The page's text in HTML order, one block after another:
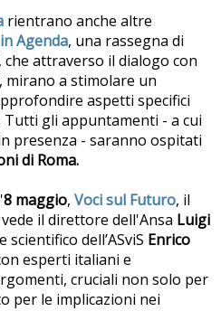
rientrano anche altre
Agenda, una rassegna di
attraverso il dialogo con
a stimolare un
aspetti specifici
gli appuntamenti - a cui
presenza - saranno ospitati
di Roma.
8 maggio, Voci sul Futuro, il
il direttore dell'Ansa Luigi
dell’ASviS Enrico
esperti italiani e
cruciali non solo per
per le implicazioni nei